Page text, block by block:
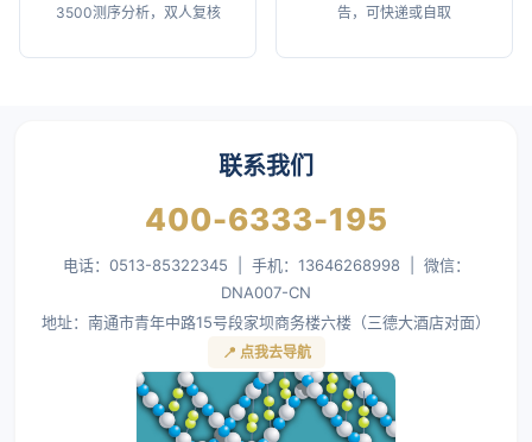
3500测序分析，双人复核
告，可快递或自取
联系我们
400-6333-195
电话：0513-85322345 | 手机：13646268998 | 微信：
DNA007-CN
地址：南通市青年中路15号段家坝商务楼六楼（三德大酒店对面）
📍 点我去导航